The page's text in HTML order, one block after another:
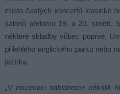
místo častých koncertů klasické
salonů přelomu 19. a 20. století.
některé skladby vůbec poprvé.
přilehlého anglického parku nebo
jezírka.
„V inscenaci nabídneme několik